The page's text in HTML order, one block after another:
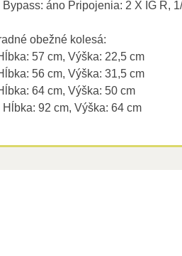
Bypass: áno Pripojenia: 2 X IG R,
obežné kolesá:
57 cm, Výška: 22,5 cm
56 cm, Výška: 31,5 cm
64 cm, Výška: 50 cm
Hĺbka: 92 cm, Výška: 64 cm